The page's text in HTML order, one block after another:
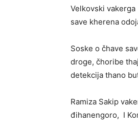
Velkovski
save kherena
Soske o čhave
droge, čhoribe
detekcija thano
Ramiza Sakip
đihanengoro, I